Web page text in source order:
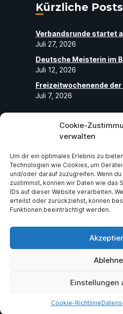
Cookie-
verwalten
Um dir ein optimales Erlebnis zu
Technologien wie Cookies, um
und/oder darauf zuzugreifen. Wenn
zustimmst, können wir Daten wie das
IDs auf dieser Website verarbeiten.
erteilst oder zurückziehst, können
Funktionen beeinträchtigt werden.
Einstellungen
Cookie-Richtlinie
Kürzliche Posts
Verbandsrunde startet
Juli 27, 2026
Deutsche Meisterin im
Juli 12, 2026
Freizeitwochenende
Juli 7, 2026
Folge uns
Abonniere unseren
und folge uns, um die
Neuigkeiten über ASV
e.V zu erhalten.
byMichael